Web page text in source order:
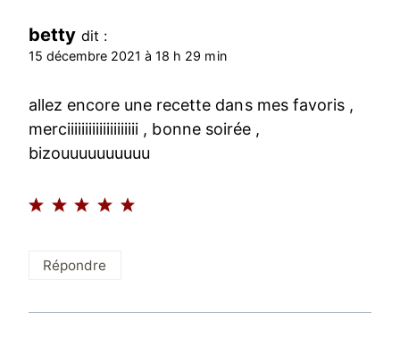
betty dit :
15 décembre 2021 à 18 h 29 min
allez encore une recette dans mes favoris ,
merciiiiiiiiiiiiiiiiiiii , bonne soirée ,
bizouuuuuuuuuu
Répondre